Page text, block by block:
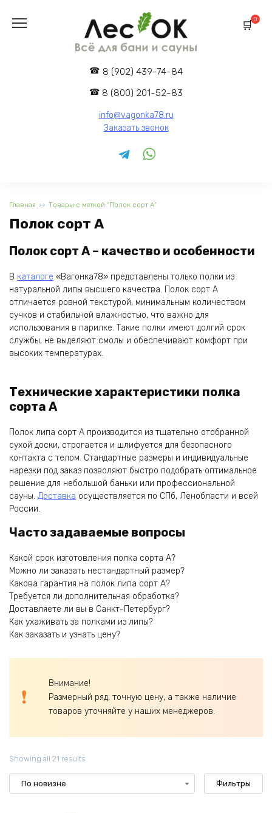
содержанию
8 (902) 439-74-84
8 (800) 201-52-83
info@vagonka78.ru
Заказать звонок
0
Главная Товары с меткой “Полок сорт А”
Полок сорт А
Полок сорт А – качество и особенности
В каталоге «Вагонка78» представлены только полки из
натуральной липы высшего качества. Полок сорт А
отличается ровной текстурой, минимальным количеством
сучков и стабильной влажностью, что важно для
использования в парилке. Такие полки имеют долгий срок
службы, не выделяют смолы и обеспечивают комфорт при
высоких температурах.
Технические характеристики полка
сорта А
Полок липа сорт А производится из тщательно отобранной
сухой доски, строгается и шлифуется для безопасного
контакта с телом. Стандартные размеры и индивидуальные
нарезки под заказ позволяют быстро подобрать оптимальное
решение для небольшой баньки или профессиональной
сауны. Доставка осуществляется по СПб, Ленобласти и всей
России.
Часто задаваемые вопросы
Какой срок изготовления полка сорта А?
Можно ли заказать нестандартный размер?
Какова гарантия на полок липа сорт А?
Требуется ли дополнительная обработка?
Доставляете ли вы в Санкт-Петербург?
Как ухаживать за полками из липы?
Как заказать и узнать цену?
Внимание!
Размерный ряд, точную цену, а также наличие
товаров уточняйте у наших менеджеров.
Showing all 21 results
Фильтры